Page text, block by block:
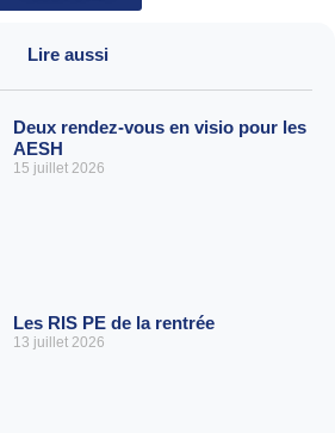
Lire aussi
Deux rendez-vous en visio pour les
AESH
15 juillet 2026
Les RIS PE de la rentrée
13 juillet 2026